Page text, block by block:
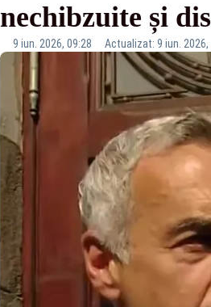
nechibzuite și
9 iun. 2026, 09:28 Actualizat: 9 iun. 2026,